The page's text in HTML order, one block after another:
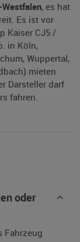
, es hat
Es ist vor
Kaiser CJ5 /
in Köln,
Wuppertal,
mieten
Darsteller darf
fahren.
oder
Fahrzeug